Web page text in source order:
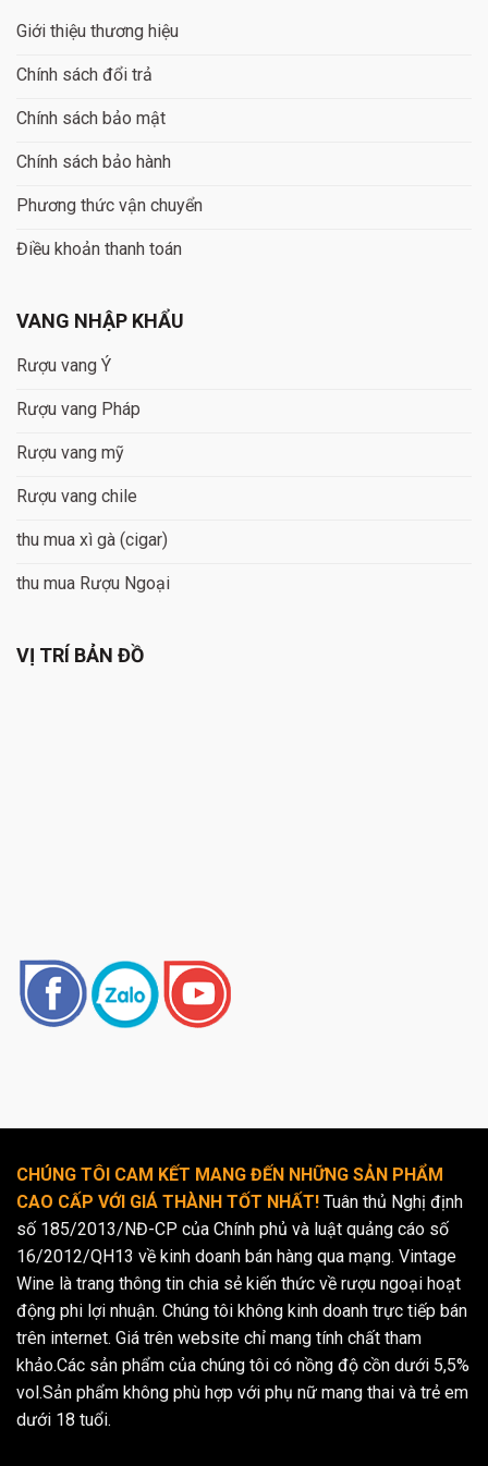
Giới thiệu thương hiệu
Chính sách đổi trả
Chính sách bảo mật
Chính sách bảo hành
Phương thức vận chuyển
Điều khoản thanh toán
VANG NHẬP KHẨU
Rượu vang Ý
Rượu vang Pháp
Rượu vang mỹ
Rượu vang chile
thu mua xì gà (cigar)
thu mua Rượu Ngoại
VỊ TRÍ BẢN ĐỒ
CHÚNG TÔI CAM KẾT MANG ĐẾN NHỮNG SẢN PHẨM
CAO CẤP VỚI GIÁ THÀNH TỐT NHẤT! Tuân thủ Nghị định
số 185/2013/NĐ-CP của Chính phủ và luật quảng cáo số
16/2012/QH13 về kinh doanh bán hàng qua mạng. Vintage
Wine là trang thông tin chia sẻ kiến thức về rượu ngoại hoạt
động phi lợi nhuận. Chúng tôi không kinh doanh trực tiếp bán
trên internet. Giá trên website chỉ mang tính chất tham
khảo.Các sản phẩm của chúng tôi có nồng độ cồn dưới 5,5%
vol.Sản phẩm không phù hợp với phụ nữ mang thai và trẻ em
dưới 18 tuổi.